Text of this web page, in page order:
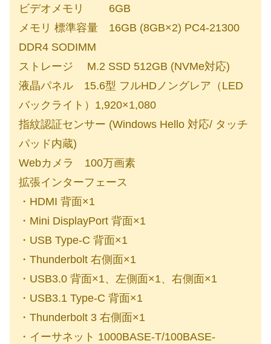
ビデオメモリ 6GB
メモリ 標準容量 16GB (8GB×2) PC4-21300
DDR4 SODIMM
ストレージ M.2 SSD 512GB (NVMe対応)
液晶パネル 15.6型 フルHDノングレア（LED
バックライト）1,920×1,080
指紋認証センサー (Windows Hello 対応/ タッチ
パッド内蔵)
Webカメラ 100万画素
拡張インターフェース
・HDMI 背面×1
・Mini DisplayPort 背面×1
・USB Type-C 背面×1
・Thunderbolt 右側面×1
・USB3.0 背面×1、左側面×1、右側面×1
・USB3.1 Type-C 背面×1
・Thunderbolt 3 右側面×1
・イーサネット 1000BASE-T/100BASE-